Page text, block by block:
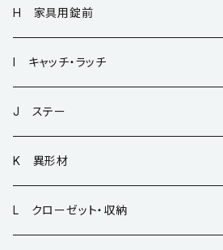
H 家具用錠前
I キャッチ・ラッチ
J ステー
K 異形材
L クローゼット・収納